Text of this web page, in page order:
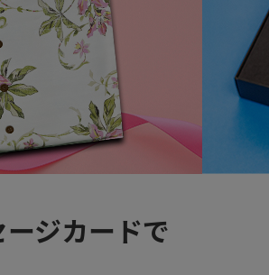
ジカードで